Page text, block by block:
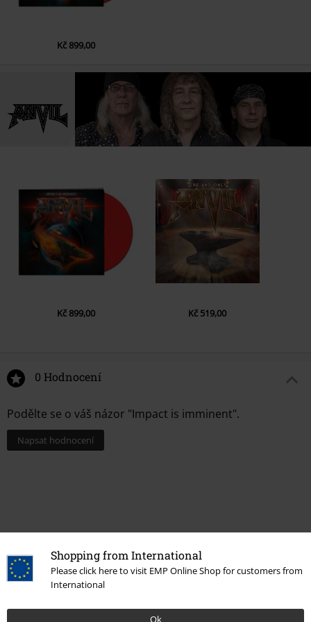
Shopping from International
Please click here to visit EMP Online Shop for customers from
International
Ok
Kč 899,00
Kč 899,00 Kč 519,00
0 Hodnocení
Podělte se o váš názor "Impact is imminent".
Napsat hodnocení